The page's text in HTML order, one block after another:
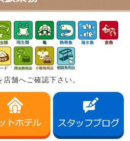
舗へご確認下さい。